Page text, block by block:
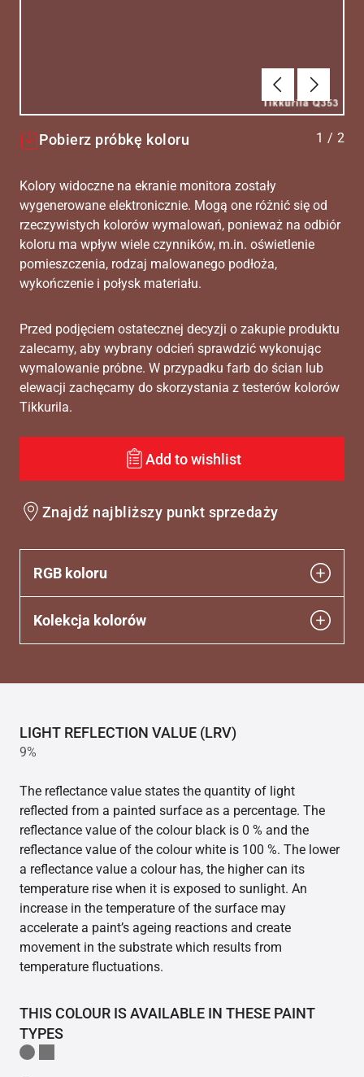
Poprzednie
Dalej
Pobierz próbkę koloru 1 / 2
Kolory widoczne na ekranie monitora zostały
wygenerowane elektronicznie. Mogą one różnić się od
rzeczywistych kolorów wymalowań, ponieważ na odbiór
koloru ma wpływ wiele czynników, m.in. oświetlenie
pomieszczenia, rodzaj malowanego podłoża,
wykończenie i połysk materiału.
Przed podjęciem ostatecznej decyzji o zakupie produktu
zalecamy, aby wybrany odcień sprawdzić wykonując
wymalowanie próbne. W przypadku farb do ścian lub
elewacji zachęcamy do skorzystania z testerów kolorów
Tikkurila.
Add to wishlist
Znajdź najbliższy punkt sprzedaży
RGB koloru
Kolekcja kolorów
LIGHT REFLECTION VALUE (LRV)
9%
The reflectance value states the quantity of light
reflected from a painted surface as a percentage. The
reflectance value of the colour black is 0 % and the
reflectance value of the colour white is 100 %. The lower
a reflectance value a colour has, the higher can its
temperature rise when it is exposed to sunlight. An
increase in the temperature of the surface may
accelerate a paint’s ageing reactions and create
movement in the substrate which results from
temperature fluctuations.
THIS COLOUR IS AVAILABLE IN THESE PAINT
TYPES